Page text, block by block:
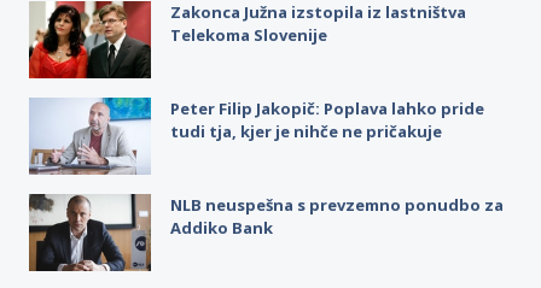
Zakonca Južna izstopila iz lastništva
Telekoma Slovenije
Peter Filip Jakopič: Poplava lahko pride
tudi tja, kjer je nihče ne pričakuje
NLB neuspešna s prevzemno ponudbo za
Addiko Bank